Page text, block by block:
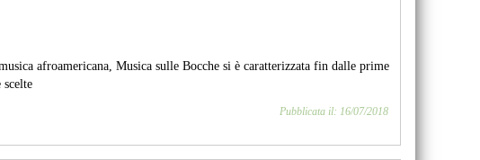
afroamericana, Musica sulle Bocche si è caratterizzata fin dalle prime
Pubblicata il: 16/07/2018